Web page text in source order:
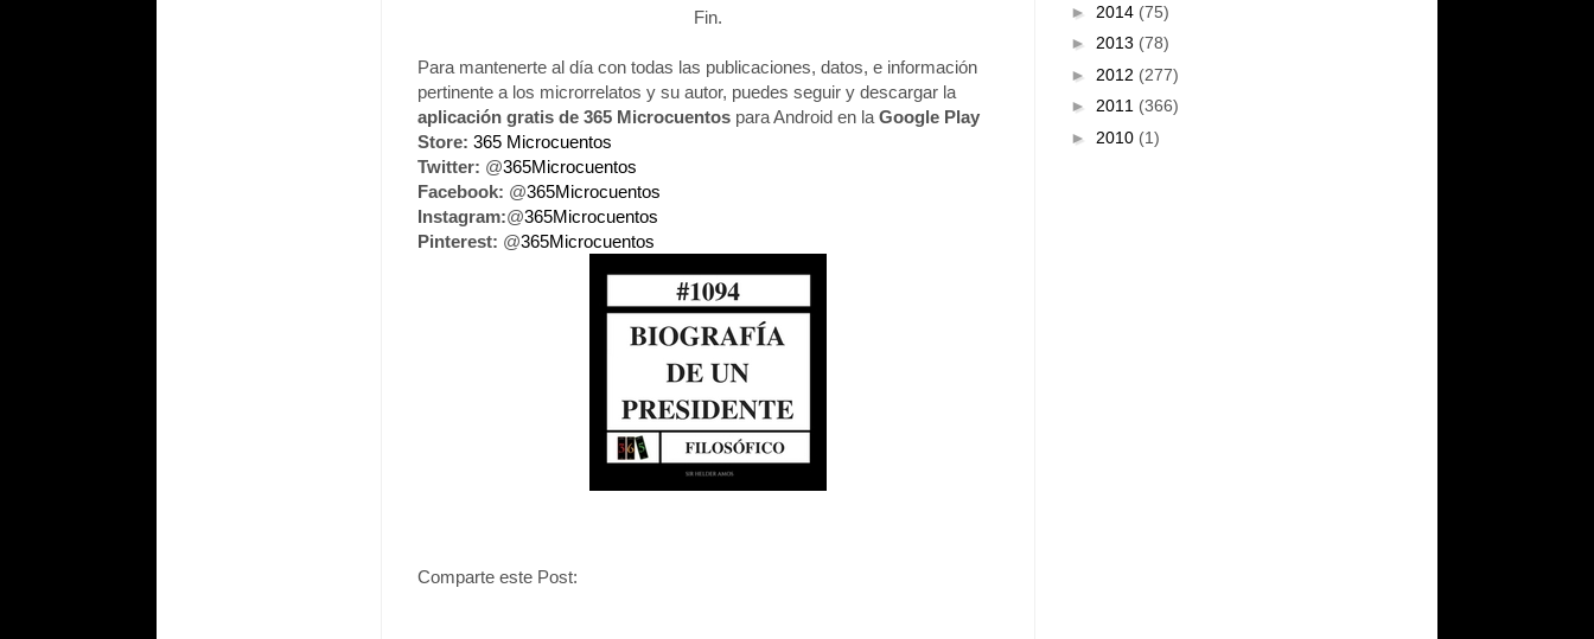
Fin.
Para mantenerte al día con todas las publicaciones, datos, e información
pertinente a los microrrelatos y su autor, puedes seguir y descargar la
aplicación gratis de 365 Microcuentos para Android en la Google Play
Store: 365 Microcuentos
Twitter: @365Microcuentos
Facebook: @365Microcuentos
Instagram:@365Microcuentos
Pinterest: @365Microcuentos
Comparte este Post:
► 2014 (75)
► 2013 (78)
► 2012 (277)
► 2011 (366)
► 2010 (1)